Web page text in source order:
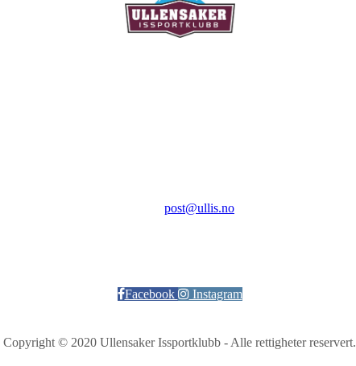
post@ullis.no
Facebook Instagram
Copyright © 2020 Ullensaker Issportklubb - Alle rettigheter reservert.